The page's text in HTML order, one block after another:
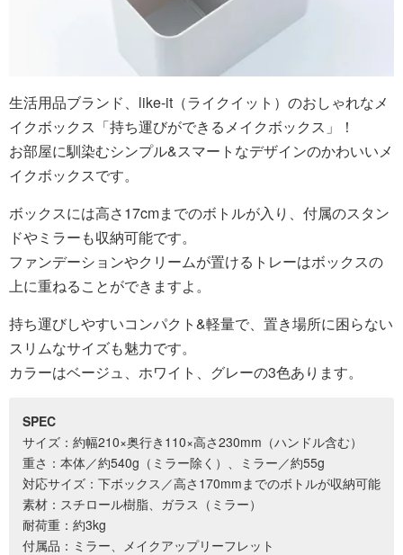
生活用品ブランド、like-it（ライクイット）のおしゃれなメ
イクボックス「持ち運びができるメイクボックス」！
お部屋に馴染むシンプル&スマートなデザインのかわいいメ
イクボックスです。
ボックスには高さ17cmまでのボトルが入り、付属のスタン
ドやミラーも収納可能です。
ファンデーションやクリームが置けるトレーはボックスの
上に重ねることができますよ。
持ち運びしやすいコンパクト&軽量で、置き場所に困らない
スリムなサイズも魅力です。
カラーはベージュ、ホワイト、グレーの3色あります。
SPEC
サイズ：約幅210×奥行き110×高さ230mm（ハンドル含む）
重さ：本体／約540g（ミラー除く）、ミラー／約55g
対応サイズ：下ボックス／高さ170mmまでのボトルが収納可能
素材：スチロール樹脂、ガラス（ミラー）
耐荷重：約3kg
付属品：ミラー、メイクアップリーフレット